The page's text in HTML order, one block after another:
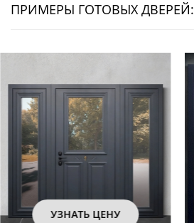
ПРИМЕРЫ ГОТОВЫХ ДВЕРЕЙ:
УЗНАТЬ ЦЕНУ